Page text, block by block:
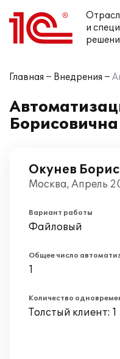
и
Главная Внедрения
Окунев
Москва, Апрель
Вариант работы
Файловый
Общее число
1
Количество
Толстый клиент: 1